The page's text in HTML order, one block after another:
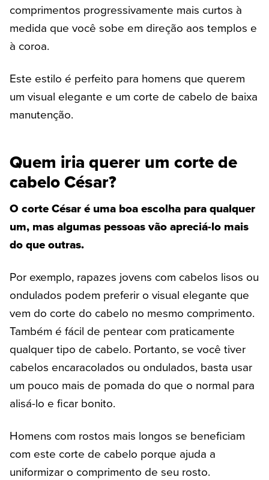
comprimentos progressivamente mais curtos à
medida que você sobe em direção aos templos e
à coroa.
Este estilo é perfeito para homens que querem
um visual elegante e um corte de cabelo de baixa
manutenção.
Quem iria querer um corte de
cabelo César?
O corte César é uma boa escolha para qualquer
um, mas algumas pessoas vão apreciá-lo mais
do que outras.
Por exemplo, rapazes jovens com cabelos lisos ou
ondulados podem preferir o visual elegante que
vem do corte do cabelo no mesmo comprimento.
Também é fácil de pentear com praticamente
qualquer tipo de cabelo. Portanto, se você tiver
cabelos encaracolados ou ondulados, basta usar
um pouco mais de pomada do que o normal para
alisá-lo e ficar bonito.
Homens com rostos mais longos se beneficiam
com este corte de cabelo porque ajuda a
uniformizar o comprimento de seu rosto.